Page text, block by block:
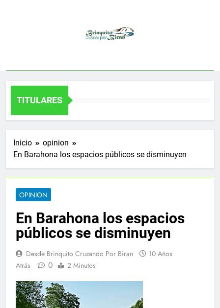
TITULARES
Inicio
opinion
En Barahona los espacios públicos se disminuyen
OPINION
En Barahona los espacios
públicos se disminuyen
Desde Brinquito Cruzando Por Biran
10 Años
Atrás
0 2 Minutos